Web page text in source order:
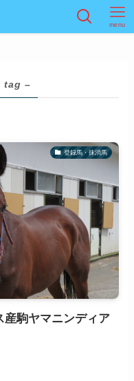
menu
tag –
登録馬・抹消馬
駒ヤマニンディア